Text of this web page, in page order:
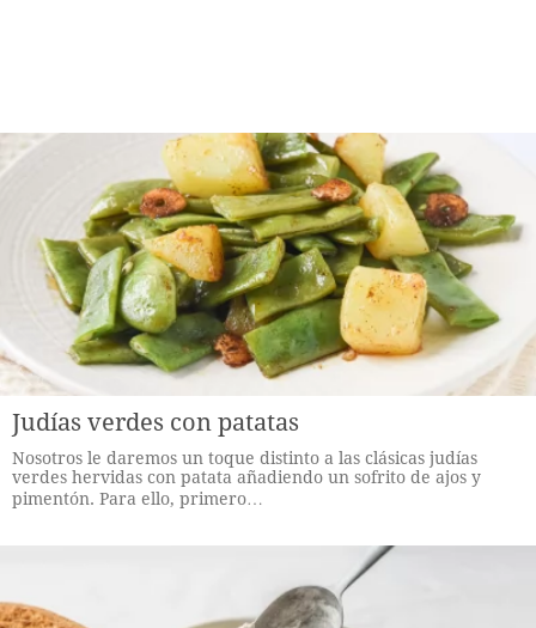
Judías verdes con patatas
Nosotros le daremos un toque distinto a las clásicas judías
verdes hervidas con patata añadiendo un sofrito de ajos y
pimentón. Para ello, primero…